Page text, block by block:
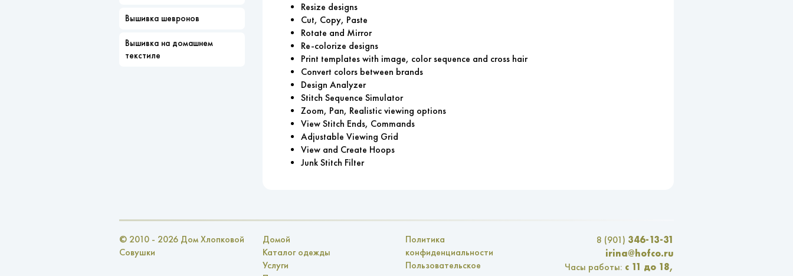
Вышивка шевронов
Вышивка на домашнем
текстиле
Resize designs
Cut, Copy, Paste
Rotate and Mirror
Re-colorize designs
Print templates with image, color sequence and cross hair
Convert colors between brands
Design Analyzer
Stitch Sequence Simulator
Zoom, Pan, Realistic viewing options
View Stitch Ends, Commands
Adjustable Viewing Grid
View and Create Hoops
Junk Stitch Filter
© 2010 - 2026 Дом Хлопковой
Совушки
Домой
Каталог одежды
Услуги
Политика
конфиденциальности
Пользовательское
8 (901) 346-13-31
irina@hofco.ru
Часы работы: с 11 до 18,